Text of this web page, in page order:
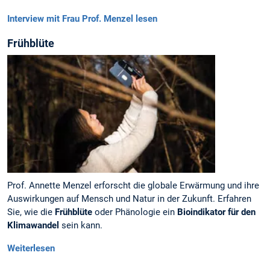
Interview mit Frau Prof. Menzel lesen
Frühblüte
Prof. Annette Menzel erforscht die globale Erwärmung und ihre
Auswirkungen auf Mensch und Natur in der Zukunft. Erfahren
Sie, wie die Frühblüte oder Phänologie ein Bioindikator für den
Klimawandel sein kann.
Weiterlesen